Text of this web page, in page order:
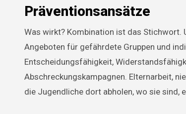
Präventionsansätze
Was wirkt? Kombination ist das Stichwort.
Angeboten für gefährdete Gruppen und
Entscheidungsfähigkeit,
Abschreckungskampagnen. Elternarbeit,
die Jugendliche dort abholen, wo sie sind,